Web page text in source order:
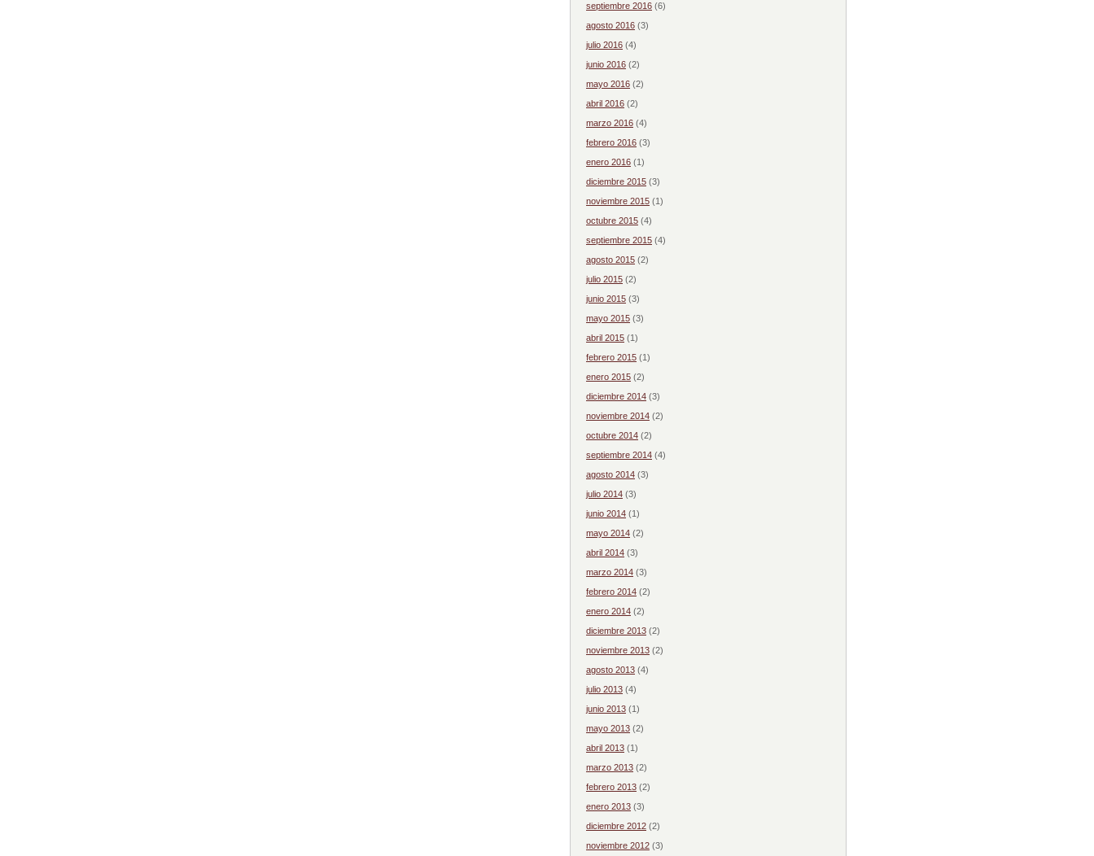
septiembre 2016 (6)
agosto 2016 (3)
julio 2016 (4)
junio 2016 (2)
mayo 2016 (2)
abril 2016 (2)
marzo 2016 (4)
febrero 2016 (3)
enero 2016 (1)
diciembre 2015 (3)
noviembre 2015 (1)
octubre 2015 (4)
septiembre 2015 (4)
agosto 2015 (2)
julio 2015 (2)
junio 2015 (3)
mayo 2015 (3)
abril 2015 (1)
febrero 2015 (1)
enero 2015 (2)
diciembre 2014 (3)
noviembre 2014 (2)
octubre 2014 (2)
septiembre 2014 (4)
agosto 2014 (3)
julio 2014 (3)
junio 2014 (1)
mayo 2014 (2)
abril 2014 (3)
marzo 2014 (3)
febrero 2014 (2)
enero 2014 (2)
diciembre 2013 (2)
noviembre 2013 (2)
agosto 2013 (4)
julio 2013 (4)
junio 2013 (1)
mayo 2013 (2)
abril 2013 (1)
marzo 2013 (2)
febrero 2013 (2)
enero 2013 (3)
diciembre 2012 (2)
noviembre 2012 (3)